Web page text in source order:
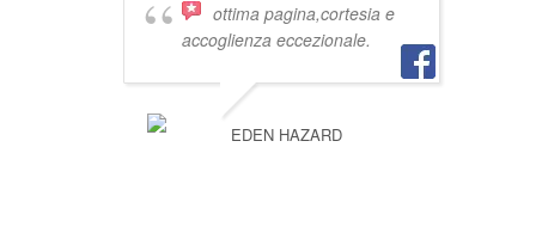
ottima pagina,cortesia e
accoglienza eccezionale.
EDEN HAZARD